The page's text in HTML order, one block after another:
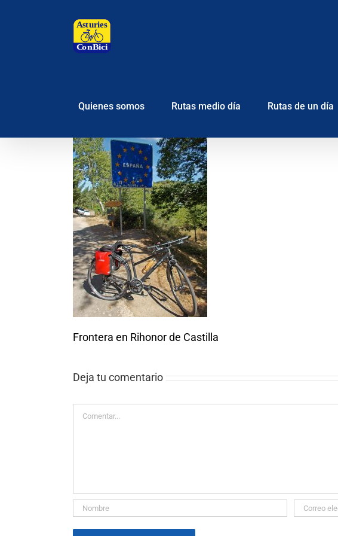
Quienes somos Rutas medio día Rutas de un día
Frontera en Rihonor de Castilla
Deja tu comentario
Comentar